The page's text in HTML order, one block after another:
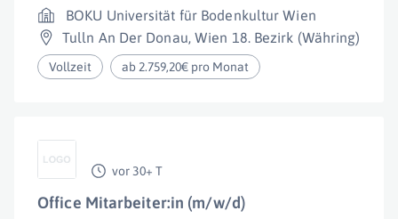
BOKU Universität für Bodenkultur Wien
Tulln An Der Donau,Wien 18. Bezirk (Währing)
Vollzeit ab 2.759,20€ pro Monat
vor 30+ T
Office Mitarbeiter:in (m/w/d)